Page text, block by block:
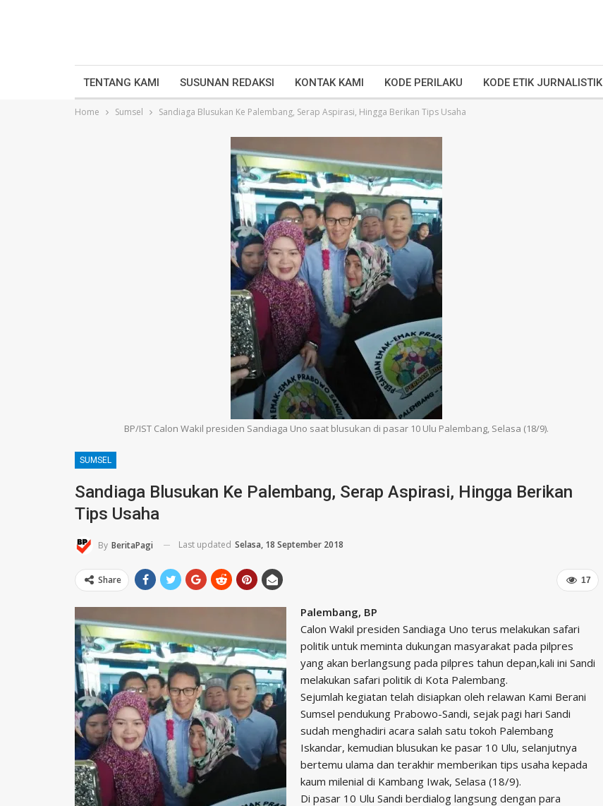
TENTANG KAMI SUSUNAN REDAKSI KONTAK KAMI KODE PERILAKU KODE ETIK JURNALISTIK
Home Sumsel Sandiaga Blusukan Ke Palembang, Serap Aspirasi, Hingga Berikan Tips Usaha
BP/IST Calon Wakil presiden Sandiaga Uno saat blusukan di pasar 10 Ulu Palembang, Selasa (18/9).
SUMSEL
Sandiaga Blusukan Ke Palembang, Serap Aspirasi, Hingga Berikan
Tips Usaha
By BeritaPagi Last updated Selasa, 18 September 2018
17
Share
Palembang, BP
Calon Wakil presiden Sandiaga Uno terus melakukan safari
politik untuk meminta dukungan masyarakat pada pilpres
yang akan berlangsung pada pilpres tahun depan,kali ini Sandi
melakukan safari politik di Kota Palembang.
Sejumlah kegiatan telah disiapkan oleh relawan Kami Berani
Sumsel pendukung Prabowo-Sandi, sejak pagi hari Sandi
sudah menghadiri acara salah satu tokoh Palembang
Iskandar, kemudian blusukan ke pasar 10 Ulu, selanjutnya
bertemu ulama dan terakhir memberikan tips usaha kepada
kaum milenial di Kambang Iwak, Selasa (18/9).
Di pasar 10 Ulu Sandi berdialog langsung dengan para